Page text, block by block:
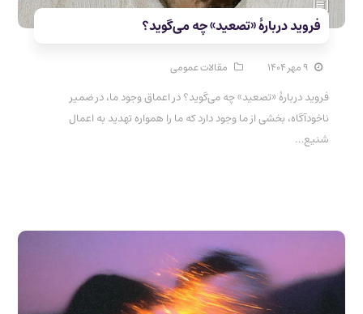
فروید دربارهٔ «تصعید» چه می‌گوید؟
۹ مهر ۱۴۰۴ مقالات عمومی
فروید دربارهٔ «تصعید» چه می‌گوید؟ در اعماق وجود ما، در ضمیر
ناخودآگاه، بخشی از ما وجود دارد که ما را همواره تهدید به اعمال
شنیع…